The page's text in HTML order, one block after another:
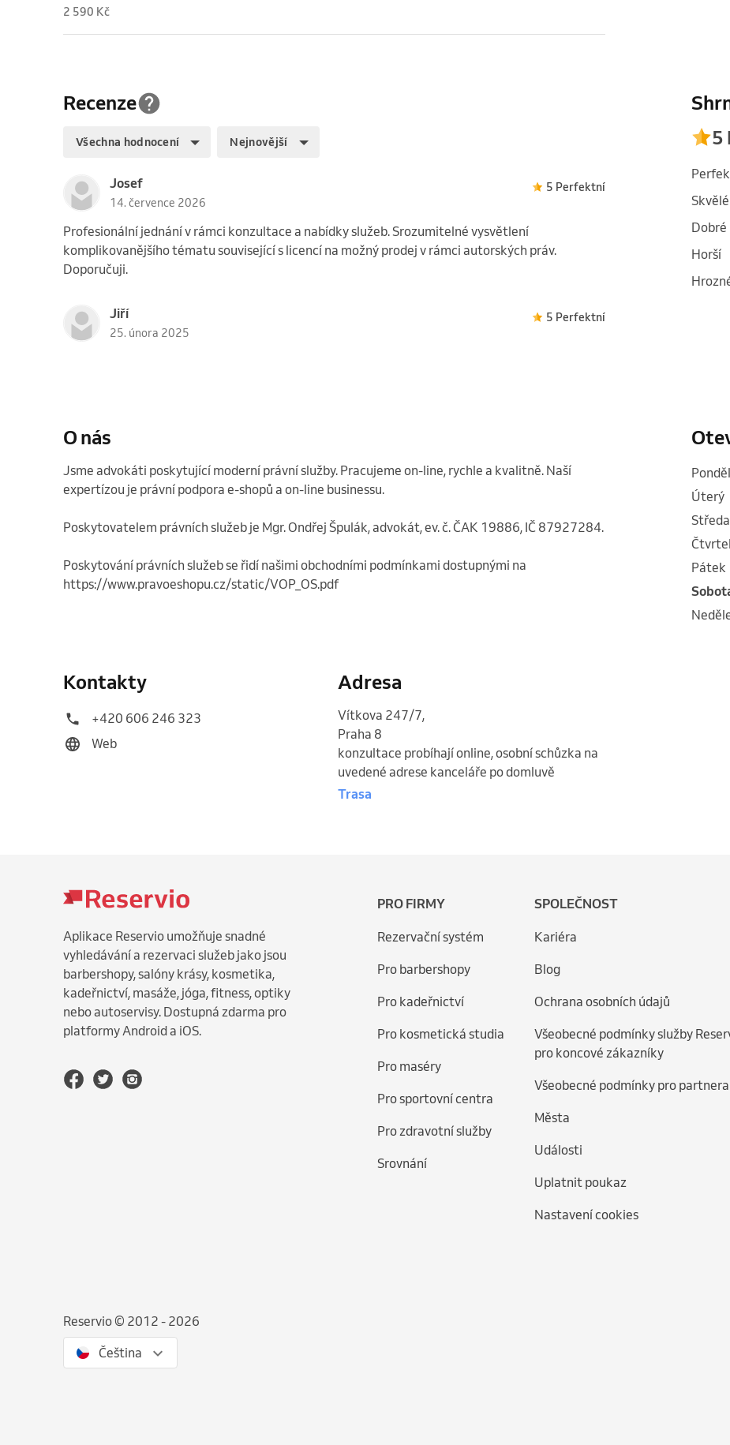
2 590 Kč
Recenze
Všechna hodnocení Nejnovější
Josef
14. července 2026
5 Perfektní
Profesionální jednání v rámci konzultace a nabídky služeb. Srozumitelné vysvětlení
komplikovanějšího tématu související s licencí na možný prodej v rámci autorských práv.
Doporučuji.
Jiří
25. února 2025
5 Perfektní
5
Skvělé
Dobré
Horší
O nás
Jsme advokáti poskytující moderní právní služby. Pracujeme on-line, rychle a kvalitně. Naší
expertízou je právní podpora e-shopů a on-line businessu.
Poskytovatelem právních služeb je Mgr. Ondřej Špulák, advokát, ev. č. ČAK 19886, IČ 87927284.
Poskytování právních služeb se řidí našimi obchodními podmínkami dostupnými na
https://www.pravoeshopu.cz/static/VOP_OS.pdf
úterý
středa
pátek
Kontakty
+420 606 246 323
Web
Adresa
Vítkova 247/7,
Praha 8
konzultace probíhají online, osobní schůzka na
uvedené adrese kanceláře po domluvě
Trasa
Aplikace Reservio umožňuje snadné
vyhledávání a rezervaci služeb jako jsou
barbershopy, salóny krásy, kosmetika,
kadeřnictví, masáže, jóga, fitness, optiky
nebo autoservisy. Dostupná zdarma pro
platformy Android a iOS.
PRO FIRMY
Rezervační systém
Pro barbershopy
Pro kadeřnictví
Pro kosmetická studia
Pro maséry
Pro sportovní centra
Pro zdravotní služby
Srovnání
SPOLEČNOST
Kariéra
Blog
Ochrana osobních údajů
Všeobecné podmínky služby
pro koncové zákazníky
Všeobecné podmínky pro partnera
Města
Události
Uplatnit poukaz
Nastavení cookies
Reservio © 2012 - 2026
Čeština